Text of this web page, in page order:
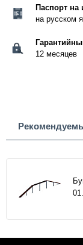
Паспорт на
на русском
12 месяцев